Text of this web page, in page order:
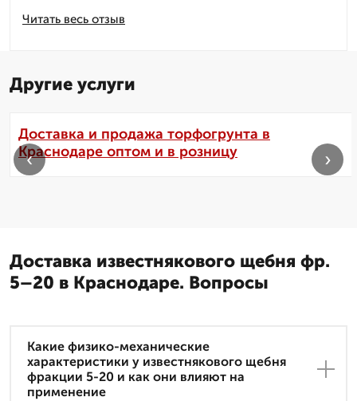
Читать весь отзыв
Другие услуги
Доставка и продажа торфогрунта в
Краснодаре оптом и в розницу
‹ ›
Доставка известнякового щебня фр.
5–20 в Краснодаре. Вопросы
Какие физико-механические
характеристики у известнякового щебня
фракции 5-20 и как они влияют на
применение